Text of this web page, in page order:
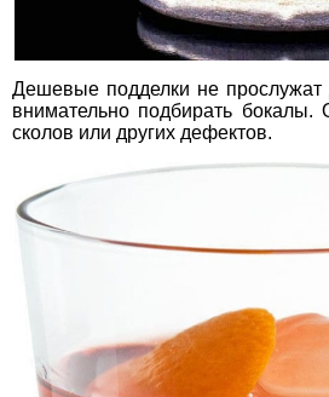
Дешевые подделки не прослужат
внимательно подбирать
сколов или других дефектов.